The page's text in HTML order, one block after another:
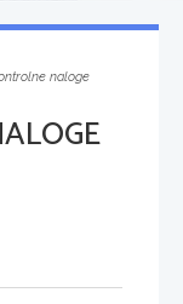
naloge